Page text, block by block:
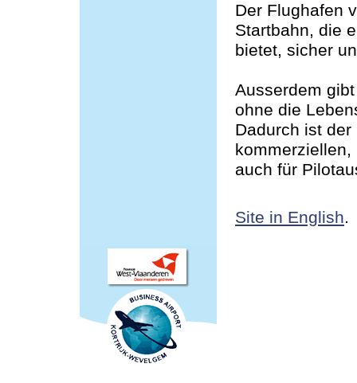
Der Flughafen
Startbahn, die
bietet, sicher
Ausserdem
ohne die
Dadurch ist
auch für
Site in English.